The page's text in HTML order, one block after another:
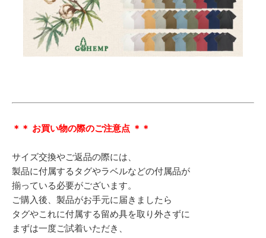
＊＊ お買い物の際のご注意点 ＊＊
サイズ交換やご返品の際には、
製品に付属するタグやラベルなどの付属品が
揃っている必要がございます。
ご購入後、製品がお手元に届きましたら
タグやこれに付属する留め具を取り外さずに
まずは一度ご試着いただき、